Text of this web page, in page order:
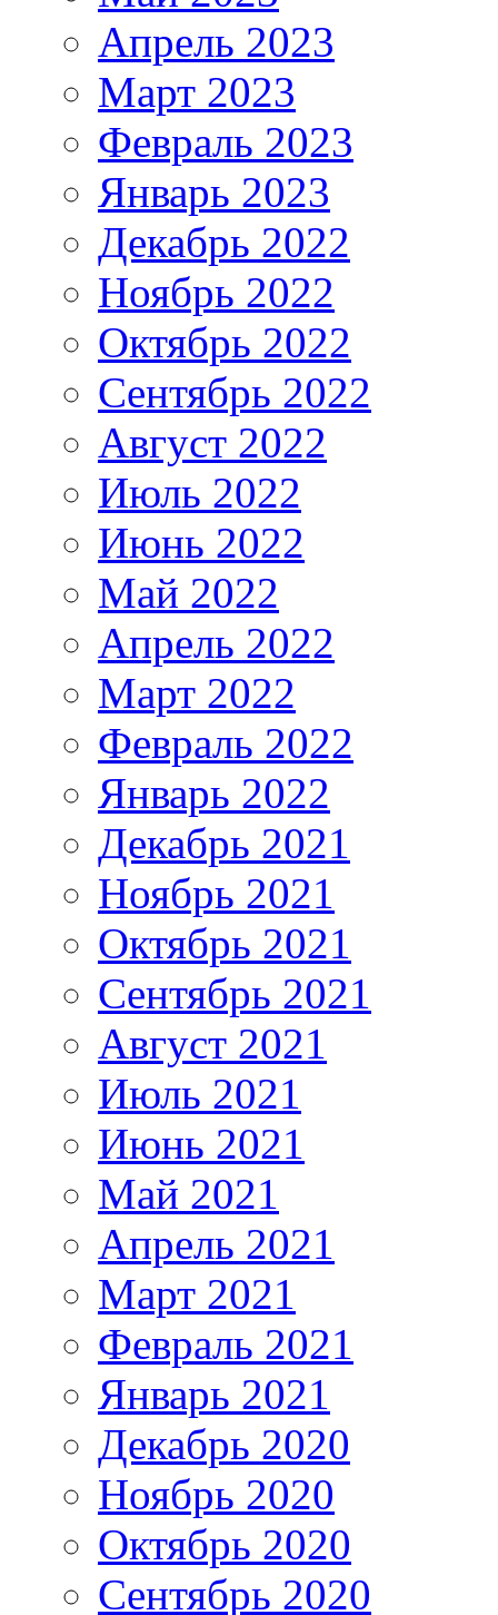
Апрель 2023
Март 2023
Февраль 2023
Январь 2023
Декабрь 2022
Ноябрь 2022
Октябрь 2022
Сентябрь 2022
Август 2022
Июль 2022
Июнь 2022
Май 2022
Апрель 2022
Март 2022
Февраль 2022
Январь 2022
Декабрь 2021
Ноябрь 2021
Октябрь 2021
Сентябрь 2021
Август 2021
Июль 2021
Июнь 2021
Май 2021
Апрель 2021
Март 2021
Февраль 2021
Январь 2021
Декабрь 2020
Ноябрь 2020
Октябрь 2020
Сентябрь 2020